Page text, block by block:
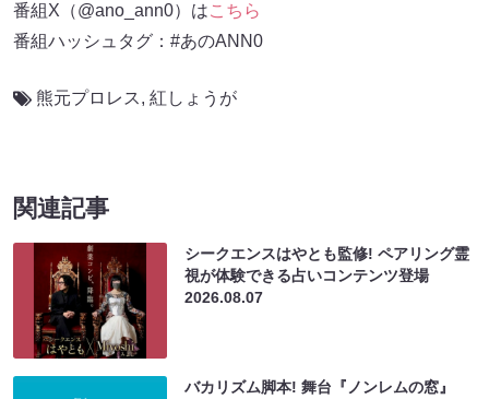
番組X（@ano_ann0）はこちら
番組ハッシュタグ：#あのANN0
熊元プロレス, 紅しょうが
関連記事
シークエンスはやとも監修! ペアリング霊
視が体験できる占いコンテンツ登場
2026.08.07
バカリズム脚本! 舞台『ノンレムの窓』